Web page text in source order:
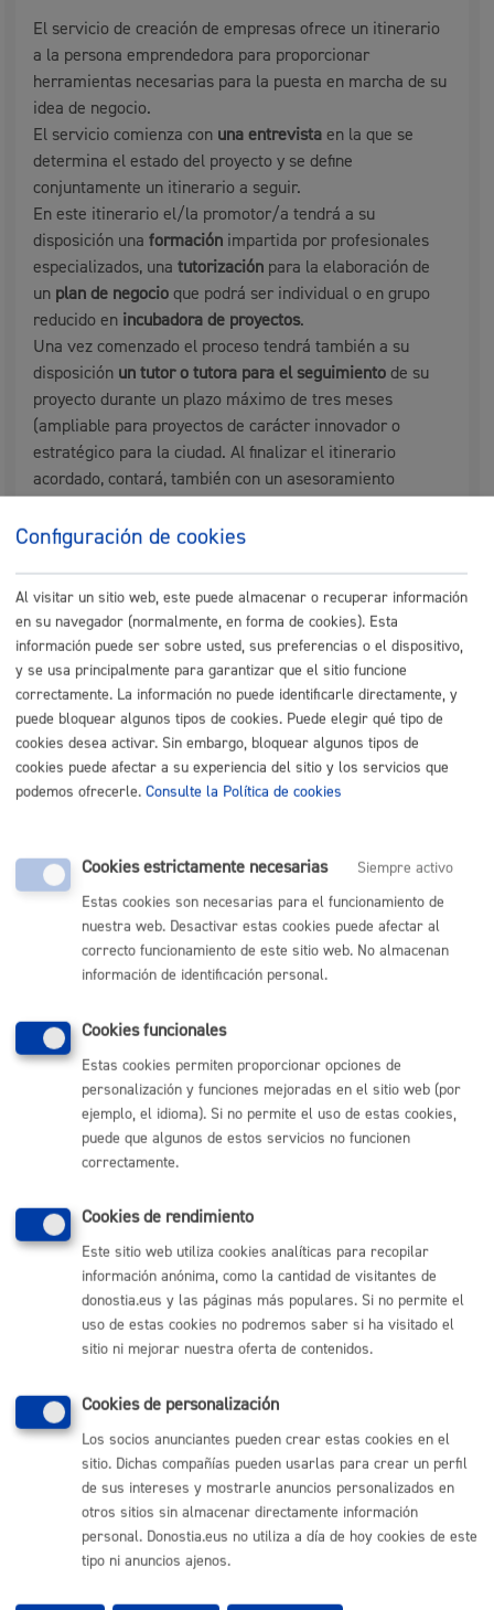
El servicio de creación de empresas ofrece un itinerario
a la persona emprendedora para proporcionar
herramientas necesarias para la puesta en marcha de su
idea de negocio.
El servicio comienza con una entrevista en la que se
determina el estado del proyecto y se define
conjuntamente un itinerario a seguir.
En este itinerario el/la promotor/a tendrá a su
disposición unaformación impartida por profesionales
especializados, unatutorización para la elaboración de
un plan de negocio que podrá ser individual o en grupo
reducido en incubadora de proyectos.
Una vez comenzado el proceso tendrá también a su
disposición un tutor o tutora para el seguimiento de su
proyecto durante un plazo máximo de tres meses
(ampliable para proyectos de carácter innovador o
estratégico para la ciudad. Al finalizar el itinerario
acordado, contará, también con un asesoramiento
(tramitación altasfiscales y seguridad social).
Quién lo puede solicitar
Personas físicas que tengan una idea de negocio y
que quieran crear una empresa en San Sebastián.
Cuándo lo pueden solicitar
Documentación necesaria
Es obligatorio el uso del modelo de solicitud indicado
en este trámite
Tamaño máximo anexos:
Cantidad a abonar
Plazo de resolución y sentido
del silencio
Sentido del silencio:
Negativo
El plazo estimado para el inicio del servicio es de 1
semana.
La duración de los servicios dependera del itinerario a
seguir, pudiendo durar hasta un máximo de 4 meses
aproximadamente
Configuración de cookies
Al visitar un sitio web, este puede almacenar o recuperar información
en su navegador (normalmente, en forma de cookies). Esta
información puede ser sobre usted, sus preferencias o el dispositivo,
y se usa principalmente para garantizar que el sitio funcione
correctamente. La información no puede identificarle directamente, y
puede bloquear algunos tipos de cookies. Puede elegir qué tipo de
cookies desea activar. Sin embargo, bloquear algunos tipos de
cookies puede afectar a su experiencia del sitio y los servicios que
podemos ofrecerle. Consulte la Política de cookies
Cookies estrictamente necesarias
Siempre activo
Estas cookies son necesarias para el funcionamiento de
nuestra web. Desactivar estas cookies puede afectar al
correcto funcionamiento de este sitio web. No almacenan
información de identificación personal.
Cookies funcionales
Estas cookies permiten proporcionar opciones de
personalización y funciones mejoradas en el sitio web (por
ejemplo, el idioma). Si no permite el uso de estas cookies,
puede que algunos de estos servicios no funcionen
correctamente.
Cookies de rendimiento
Este sitio web utiliza cookies analíticas para recopilar
información anónima, como la cantidad de visitantes de
donostia.eus y las páginas más populares. Si no permite el
uso de estas cookies no podremos saber si ha visitado el
sitio ni mejorar nuestra oferta de contenidos.
Cookies de personalización
Los socios anunciantes pueden crear estas cookies en el
sitio. Dichas compañías pueden usarlas para crear un perfil
de sus intereses y mostrarle anuncios personalizados en
otros sitios sin almacenar directamente información
personal. Donostia.eus no utiliza a día de hoy cookies de este
tipo ni anuncios ajenos.